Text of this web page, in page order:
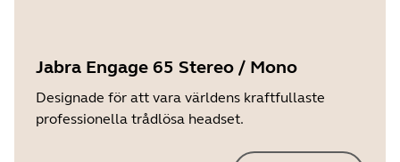
Jabra Engage 65 Stereo / Mono
Designade för att vara världens kraftfullaste
professionella trådlösa headset.